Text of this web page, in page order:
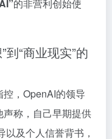
的非营利创始使
到“商业现实”的
，OpenAI的领导
称，自己早期提供
及个人信誉背书，